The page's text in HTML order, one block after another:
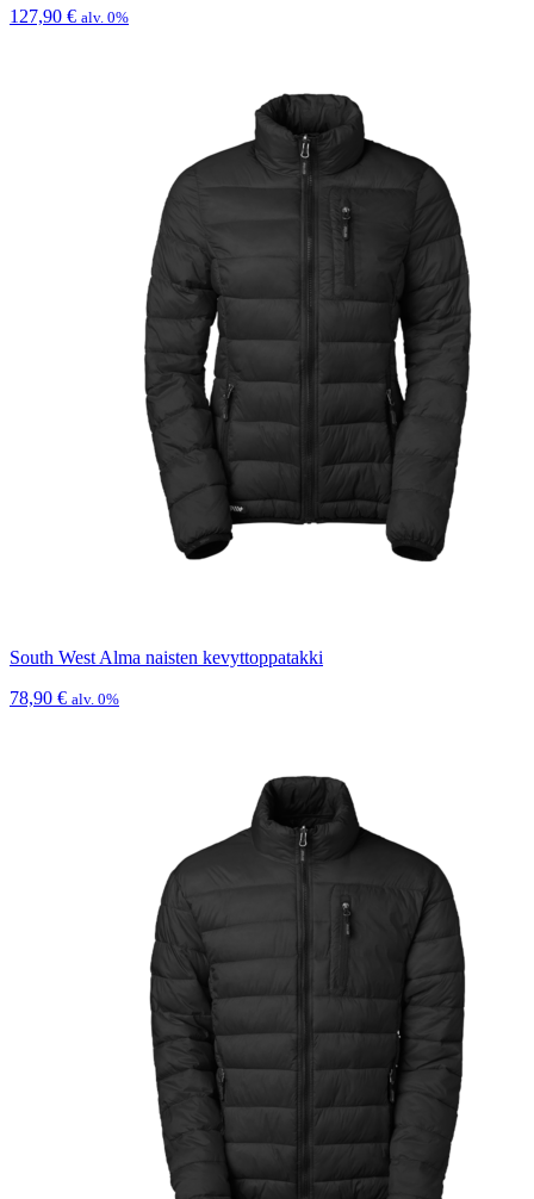
127,90 € alv. 0%
South West Alma naisten kevyttoppatakki
78,90 € alv. 0%